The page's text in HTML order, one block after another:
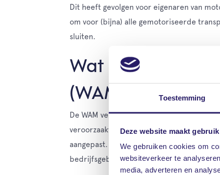
Toestemming
Deze website maakt
We gebruiken cookies om
websiteverkeer te
media, adverteren en
Dit heeft gevolgen voor eigenaren van
om voor (bijna) alle gemotoriseerde
sluiten.
Wat is de Wet
(WAM)?
De WAM verplicht eigenaren van
veroorzaakt bij anderen, deze schade
aangepast. Het maakt hierin niet uit
bedrijfsgebouw is of op eigen terrein